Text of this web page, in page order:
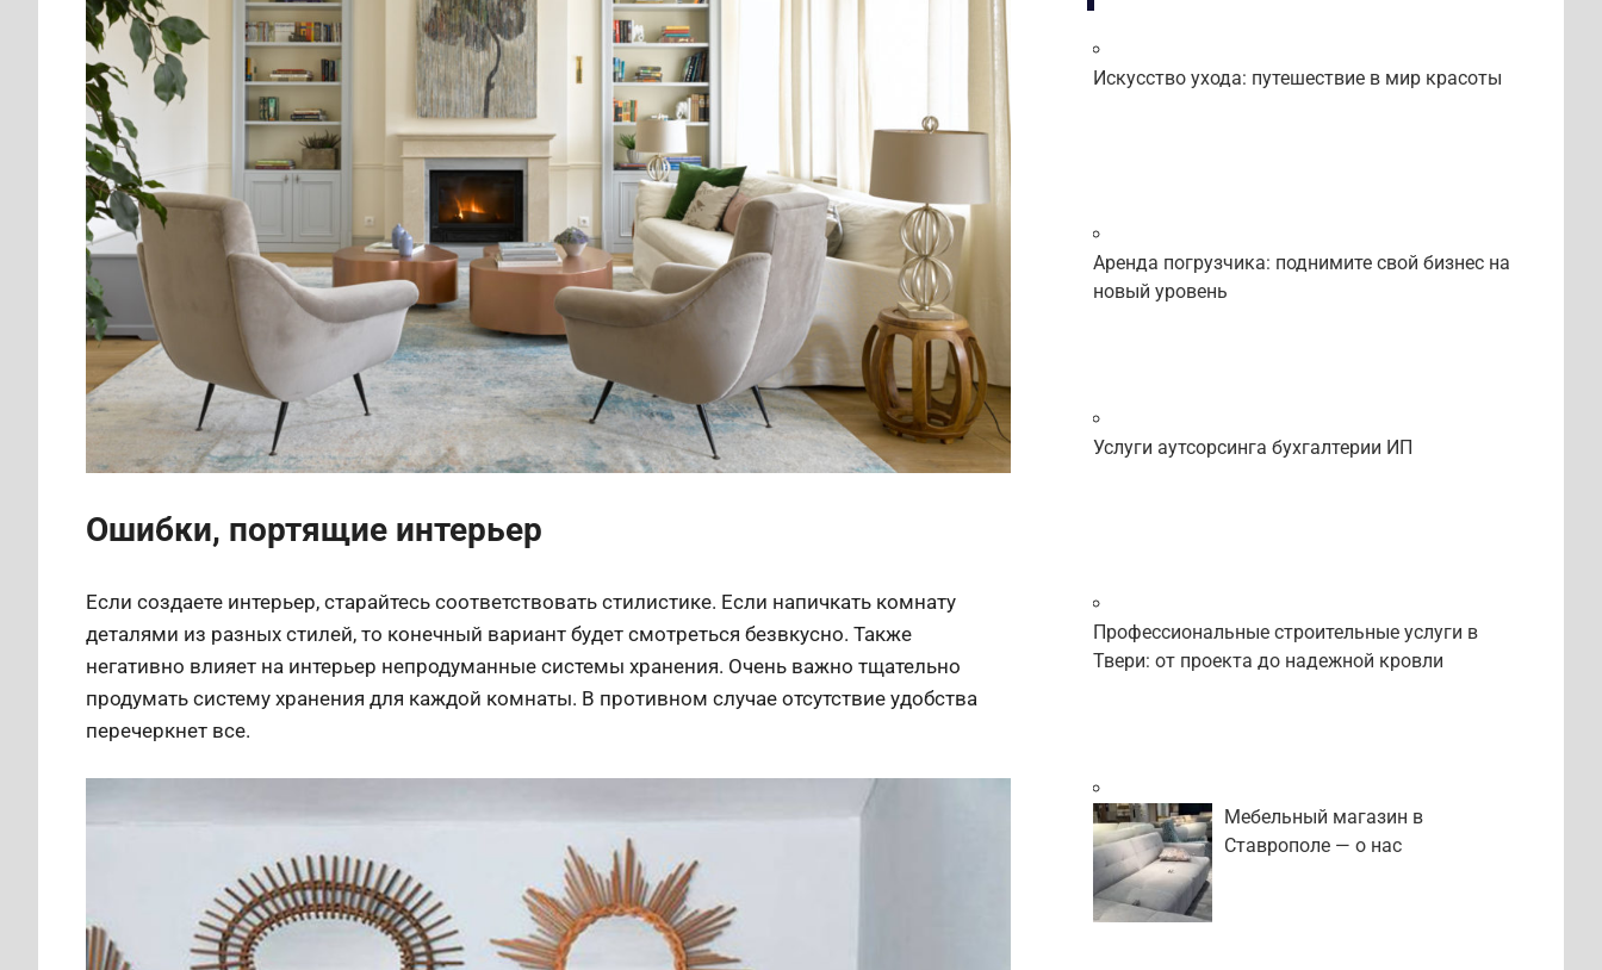
Ошибки, портящие интерьер
Если создаете интерьер, старайтесь соответствовать стилистике. Если напичкать комнату
деталями из разных стилей, то конечный вариант будет смотреться безвкусно. Также
негативно влияет на интерьер непродуманные системы хранения. Очень важно тщательно
продумать систему хранения для каждой комнаты. В противном случае отсутствие удобства
перечеркнет все.
Искусство ухода: путешествие в мир красоты
Аренда погрузчика: поднимите свой бизнес на
новый уровень
Услуги аутсорсинга бухгалтерии ИП
Профессиональные строительные услуги в
Твери: от проекта до надежной кровли
Мебельный магазин в
Ставрополе — о нас